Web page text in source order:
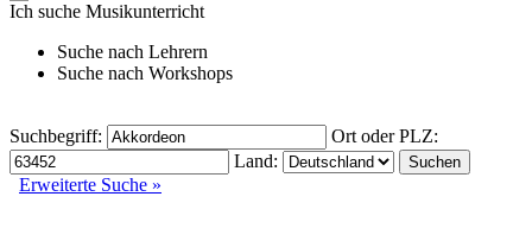
Ich suche Musikunterricht
Suche nach Lehrern
Suche nach Workshops
Suchbegriff:
Ort oder PLZ:
Land:
Erweiterte Suche »